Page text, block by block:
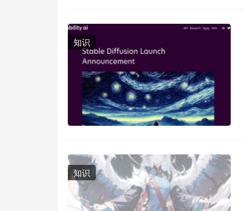
知识
知识